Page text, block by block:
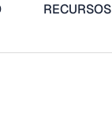
RECURSOS